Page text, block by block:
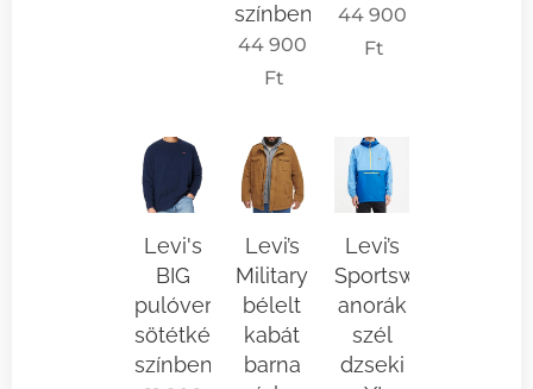
színben
44 900
Ft
44 900
Ft
Levi's
BIG
pulóver
sötétkék
színben
Levi’s
Military
bélelt
kabát
barna
Levi’s
Sportswear
anorák
szél
dzseki